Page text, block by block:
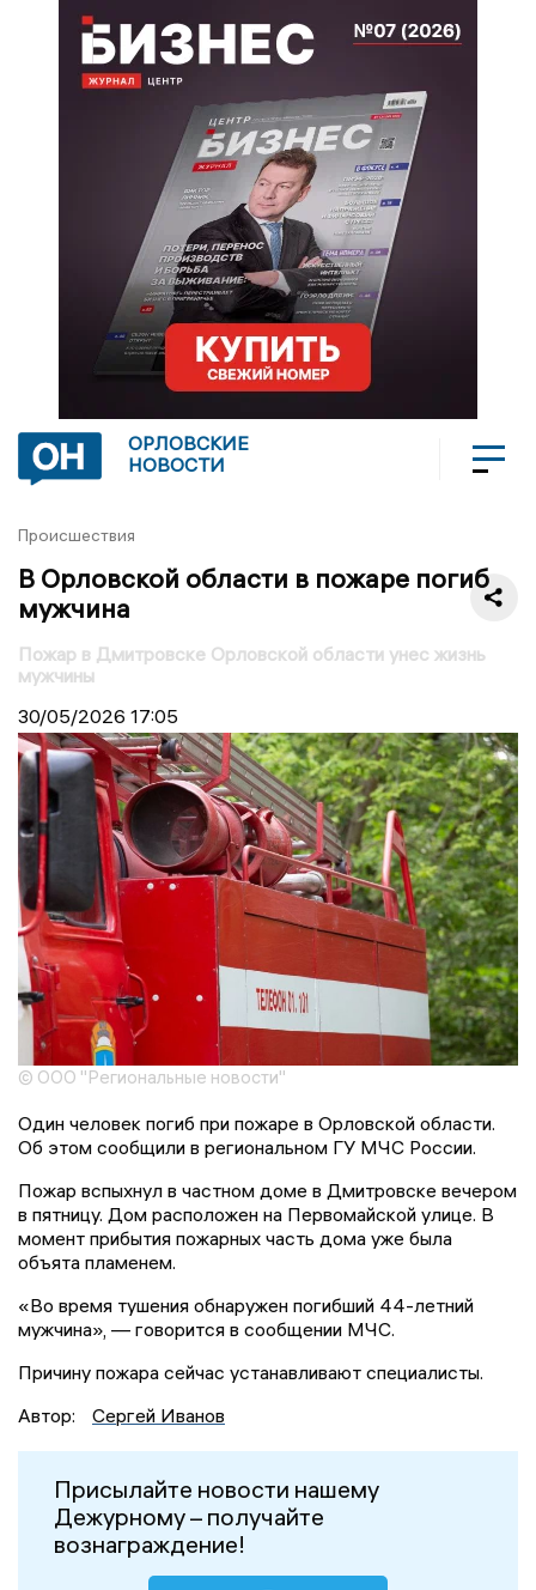
ОРЛОВСКИЕ
НОВОСТИ
Происшествия
В Орловской области в пожаре погиб
мужчина
Пожар в Дмитровске Орловской области унес жизнь
мужчины
30/05/2026 17:05
© ООО "Региональные новости"
Один человек погиб при пожаре в Орловской области.
Об этом сообщили в региональном ГУ МЧС России.
Пожар вспыхнул в частном доме в Дмитровске вечером
в пятницу. Дом расположен на Первомайской улице. В
момент прибытия пожарных часть дома уже была
объята пламенем.
«Во время тушения обнаружен погибший 44-летний
мужчина», — говорится в сообщении МЧС.
Причину пожара сейчас устанавливают специалисты.
Автор:
Сергей Иванов
Присылайте новости нашему
Дежурному – получайте
вознаграждение!